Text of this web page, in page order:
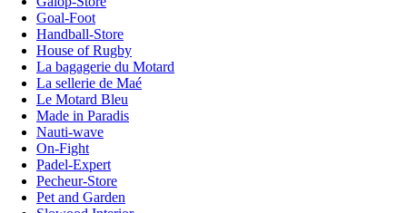
Goal-Foot
Handball-Store
House of Rugby
La bagagerie du Motard
La sellerie de Maé
Le Motard Bleu
Made in Paradis
Nauti-wave
On-Fight
Padel-Expert
Pecheur-Store
Pet and Garden